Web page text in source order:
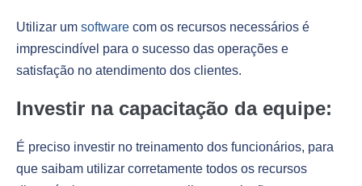
Utilizar um software com os recursos necessários é
imprescindível para o sucesso das operações e
satisfação no atendimento dos clientes.
Investir na capacitação da equipe:
É preciso investir no treinamento dos funcionários, para
que saibam utilizar corretamente todos os recursos